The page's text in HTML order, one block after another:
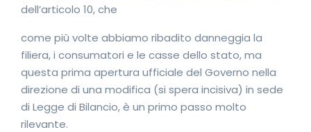
dell’articolo 10, che
come più volte abbiamo ribadito danneggia la
filiera, i consumatori e le casse dello stato, ma
questa prima apertura ufficiale del Governo nella
direzione di una modifica (si spera incisiva) in sede
di Legge di Bilancio, è un primo passo molto
rilevante.